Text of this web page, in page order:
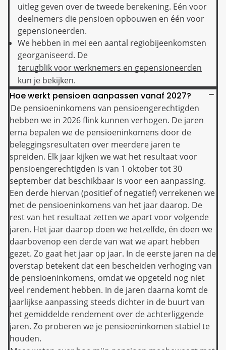
uitleg geven over de tweede berekening. Eén voor
deelnemers die pensioen opbouwen en één voor
gepensioneerden.
We hebben in mei een aantal regiobijeenkomsten
georganiseerd. De
terugblik voor werknemers en gepensioneerden
kun je bekijken.
Hoe werkt pensioen aanpassen vanaf 2027?
De pensioeninkomens van pensioengerechtigden
hebben we in 2026 flink kunnen verhogen. De jaren
erna bepalen we de pensioeninkomens door de
beleggingsresultaten over meerdere jaren te
spreiden. Elk jaar kijken we wat het resultaat voor
pensioengerechtigden is van 1 oktober tot 30
september dat beschikbaar is voor een aanpassing.
Een derde hiervan (positief of negatief) verrekenen we
met de pensioeninkomens van het jaar daarop. De
rest van het resultaat zetten we apart voor volgende
jaren. Het jaar daarop doen we hetzelfde, én doen we
daarbovenop een derde van wat we apart hebben
gezet. Zo gaat het jaar op jaar. In de eerste jaren na de
overstap betekent dat een bescheiden verhoging van
de pensioeninkomens, omdat we opgeteld nog niet
veel rendement hebben. In de jaren daarna komt de
jaarlijkse aanpassing steeds dichter in de buurt van
het gemiddelde rendement over de achterliggende
jaren. Zo proberen we je pensioeninkomen stabiel te
houden.